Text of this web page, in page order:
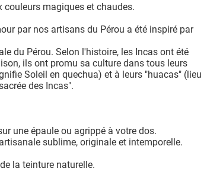
couleurs magiques et chaudes.
par nos artisans du Pérou a été inspiré par
du Pérou. Selon l'histoire, les Incas ont été
ils ont promu sa culture dans tous leurs
Soleil en quechua) et à leurs "huacas" (lieu
des Incas".
une épaule ou agrippé à votre dos.
sublime, originale et intemporelle.
la teinture naturelle.